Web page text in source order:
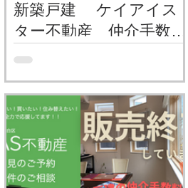
新築戸建 ケイアイス
ター不動産 仲介手数料
無料・０円でご紹介
【販売開始】名古屋市名東区平和
でご紹介！ 名古屋市名東区平和が
丘エリアにて ケイアイスター不
動産さんの新築分譲住宅 ２棟が販
売開始となりました。 堂々完成し
ておりますので、実際の陽当たり
や間取りの使い勝手をすぐにご確